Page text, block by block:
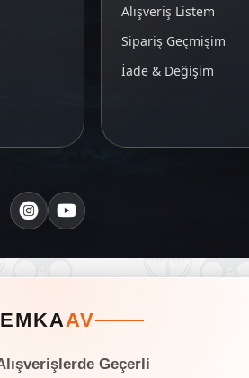
Alışveriş Listem
Sipariş Geçmişim
İade & Değişim
EMKAAV
Geçerli